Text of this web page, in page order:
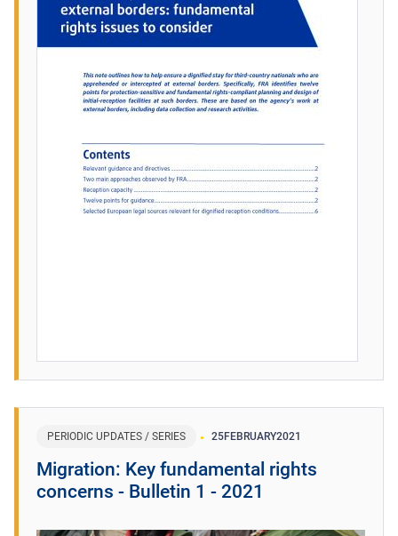
PERIODIC UPDATES / SERIES 25FEBRUARY2021
Migration: Key fundamental rights
concerns - Bulletin 1 - 2021